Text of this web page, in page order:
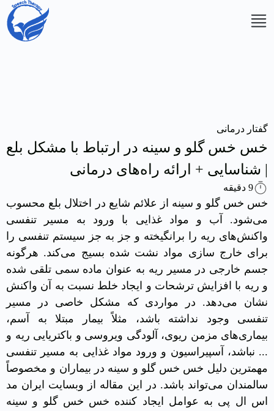
صفحه
اصلی
بلع
درمانی
مقالات
آموزش
گفتار درمانی
خس خس گلو و سینه در ارتباط با مشکل بلع
| شناسایی + ارائه راه‌های درمانی
9 دقیقه
خس خس گلو و سینه از علائم شایع در اختلال بلع محسوب
می‌شود. آب و مواد غذایی با ورود به مسیر تنفسی
واکنش‌های ریه را برانگیخته و جز به جز سیستم تنفسی را
برای خارج سازی مواد نشت شده بسیج می‌کند. هرگونه
جسم خارجی در مسیر ریه به عنوان ماده سمی تلقی شده
و ریه با افزایش ترشحات و ایجاد خلط نسبت به آن واکنش
نشان می‌دهد. در مواردی که مشکل خاصی در مسیر
تنفسی وجود نداشته باشد، مثلاً بیمار مبتلا به آسم،
بیماری‌های مزمن ریوی، آلودگی ویروسی و باکتریایی ریه و
... نباشد، آسپیراسیون و ورود مواد غذایی به مسیر تنفسی
مهمترین دلیل خس خس گلو و سینه در بیماران و مخصوصاً
سالمندان می‌تواند باشد. در این مقاله از وبسایت ایران مد
اس ال پی به عوامل ایجاد کننده خس خس گلو و سینه